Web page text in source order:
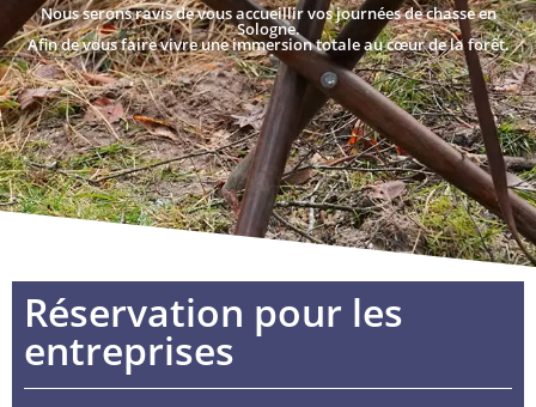
Nous serons ravis de vous accueillir vos journées de chasse en
Sologne.
Afin de vous faire vivre une immersion totale au cœur de la forêt.
Réservation pour les
entreprises